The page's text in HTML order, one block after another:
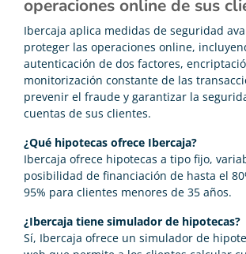
operaciones online de sus
Ibercaja aplica medidas de seguridad
proteger las operaciones online,
autenticación de dos factores,
monitorización constante de las
prevenir el fraude y garantizar la
cuentas de sus clientes.
¿Qué hipotecas ofrece Ibercaja?
Ibercaja ofrece hipotecas a tipo fijo,
posibilidad de financiación de hasta el
95% para clientes menores de 35 años.
¿Ibercaja tiene simulador de hipotecas?
Sí, Ibercaja ofrece un simulador de